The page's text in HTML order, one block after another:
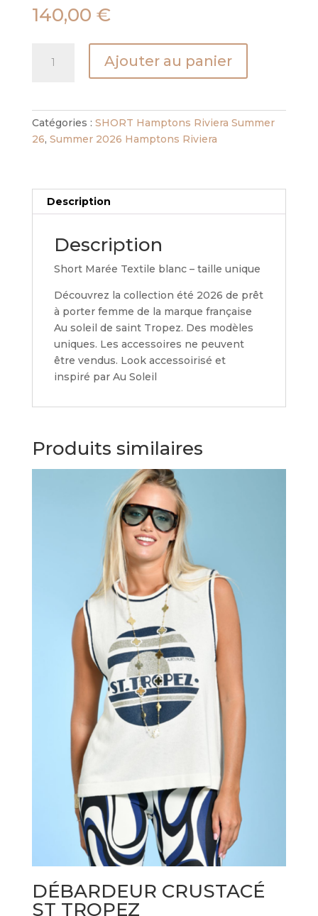
140,00 €
BLANC
Ajouter au panier
Catégories : SHORT Hamptons Riviera Summer
26, Summer 2026 Hamptons Riviera
Description
Description
Short Marée Textile blanc – taille unique
Découvrez la collection été 2026 de prêt
à porter femme de la marque française
Au soleil de saint Tropez. Des modèles
uniques. Les accessoires ne peuvent
être vendus. Look accessoirisé et
inspiré par Au Soleil
Produits similaires
DÉBARDEUR CRUSTACÉ
ST TROPEZ